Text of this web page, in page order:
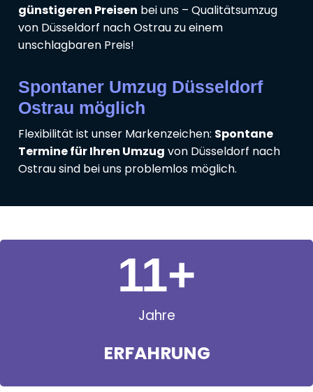
günstigeren Preisen bei uns – Qualitätsumzug
von Düsseldorf nach Ostrau zu einem
unschlagbaren Preis!
Spontaner Umzug Düsseldorf
Ostrau möglich
Flexibilität ist unser Markenzeichen: Spontane
Termine für Ihren Umzug von Düsseldorf nach
Ostrau sind bei uns problemlos möglich.
Jahre
ERFAHRUNG
11+